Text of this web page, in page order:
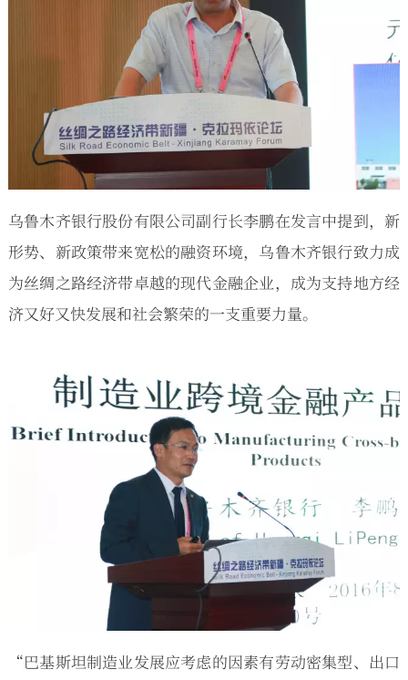
乌鲁木齐银行股份有限公司副行长李鹏在发言中提到，新
形势、新政策带来宽松的融资环境，乌鲁木齐银行致力成
为丝绸之路经济带卓越的现代金融企业，成为支持地方经
济又好又快发展和社会繁荣的一支重要力量。
“巴基斯坦制造业发展应考虑的因素有劳动密集型、出口